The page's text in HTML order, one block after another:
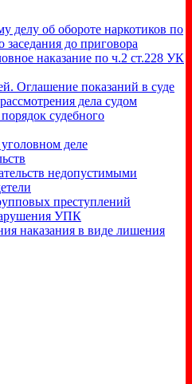
делу об обороте наркотиков по
заседания до приговора
наказание по ч.2 ст.228 УК
Оглашение показаний в суде
дела судом
судебного
уголовном деле
недопустимыми
преступлений
УПК
наказания в виде лишения